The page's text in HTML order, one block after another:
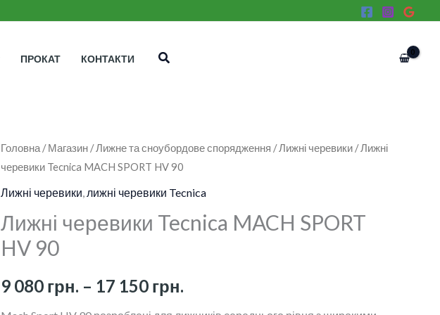
ПРОКАТ КОНТАКТИ Пошук
Головна /Магазин /Лижне та сноубордове спорядження /Лижні черевики / Лижні
черевики Tecnica MACH SPORT HV 90
Лижні черевики лижні черевики Tecnica
Лижні черевики Tecnica MACH SPORT
HV 90
9 080 грн. – 17 150 грн.
Діапазон
цін:
від
Лижні
черевики
Tecnica
SPORT
HV
кількість